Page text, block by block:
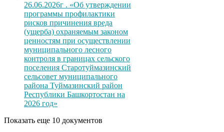
26.06.2026г . «Об утверждении
программы профилактики
рисков причинения вреда
(ущерба) охраняемым законом
ценностям при осуществлении
муниципального лесного
контроля в границах сельского
поселения Старотуймазинский
сельсовет муниципального
района Туймазинский район
Республики Башкортостан на
2026 год»
Показать еще 10 документов